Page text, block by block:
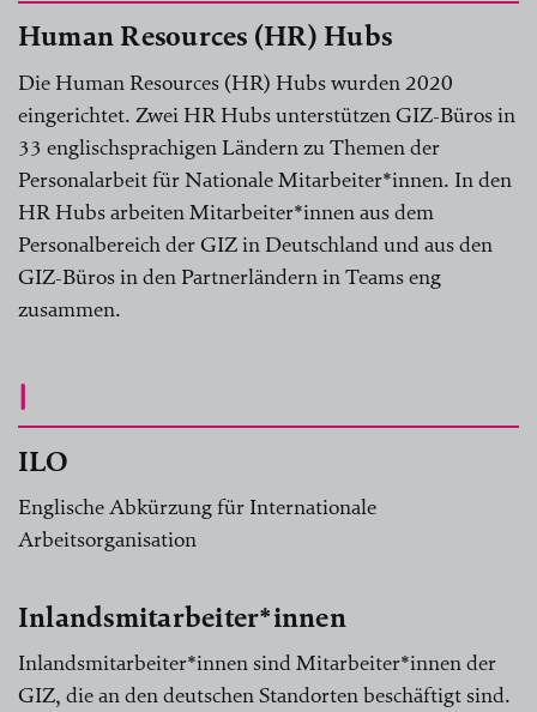
Human Resources (HR) Hubs
Die Human Resources (HR) Hubs wurden 2020
eingerichtet. Zwei HR Hubs unterstützen GIZ-Büros in
33 englischsprachigen Ländern zu Themen der
Personalarbeit für Nationale Mitarbeiter*innen. In den
HR Hubs arbeiten Mitarbeiter*innen aus dem
Personalbereich der GIZ in Deutschland und aus den
GIZ-Büros in den Partnerländern in Teams eng
zusammen.
I
ILO
Englische Abkürzung für Internationale
Arbeitsorganisation
Inlandsmitarbeiter*innen
Inlandsmitarbeiter*innen sind Mitarbeiter*innen der
GIZ, die an den deutschen Standorten beschäftigt sind.